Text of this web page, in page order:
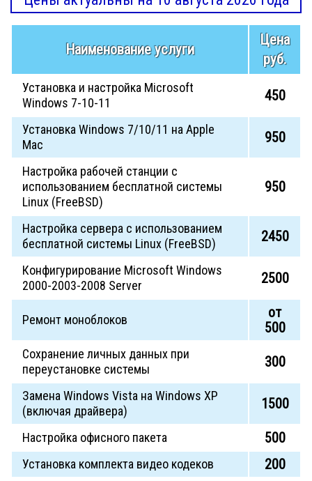
Наименование услуги
Цена
руб.
Установка и настройка Microsoft
Windows 7-10-11
450
Установка Windows 7/10/11 на Apple
Mac
950
Настройка рабочей станции с
использованием бесплатной системы
Linux (FreeBSD)
950
Настройка сервера с использованием
бесплатной системы Linux (FreeBSD)
2450
Конфигурирование Microsoft Windows
2000-2003-2008 Server
2500
Ремонт моноблоков
от
500
Сохранение личных данных при
переустановке системы
300
Замена Windows Vista на Windows XP
(включая драйвера)
1500
Настройка офисного пакета 500
Установка комплекта видео кодеков 200